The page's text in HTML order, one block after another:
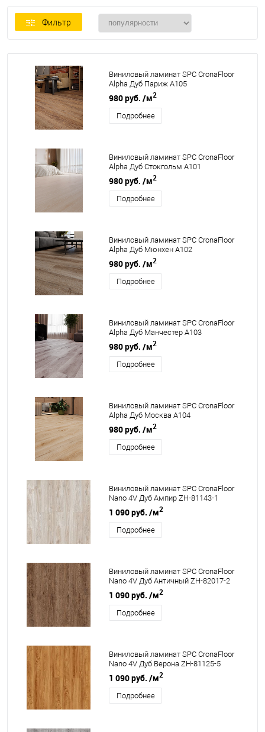
Фильтр
Виниловый ламинат SPC CronaFloor
Alpha Дуб Париж А105
980 руб. /м2
Подробнее
Виниловый ламинат SPC CronaFloor
Alpha Дуб Стокгольм А101
980 руб. /м2
Подробнее
Виниловый ламинат SPC CronaFloor
Alpha Дуб Мюнхен А102
980 руб. /м2
Подробнее
Виниловый ламинат SPC CronaFloor
Alpha Дуб Манчестер А103
980 руб. /м2
Подробнее
Виниловый ламинат SPC CronaFloor
Alpha Дуб Москва А104
980 руб. /м2
Подробнее
Виниловый ламинат SPC CronaFloor
Nano 4V Дуб Ампир ZH-81143-1
1 090 руб. /м2
Подробнее
Виниловый ламинат SPC CronaFloor
Nano 4V Дуб Античный ZH-82017-2
1 090 руб. /м2
Подробнее
Виниловый ламинат SPC CronaFloor
Nano 4V Дуб Верона ZH-81125-5
1 090 руб. /м2
Подробнее